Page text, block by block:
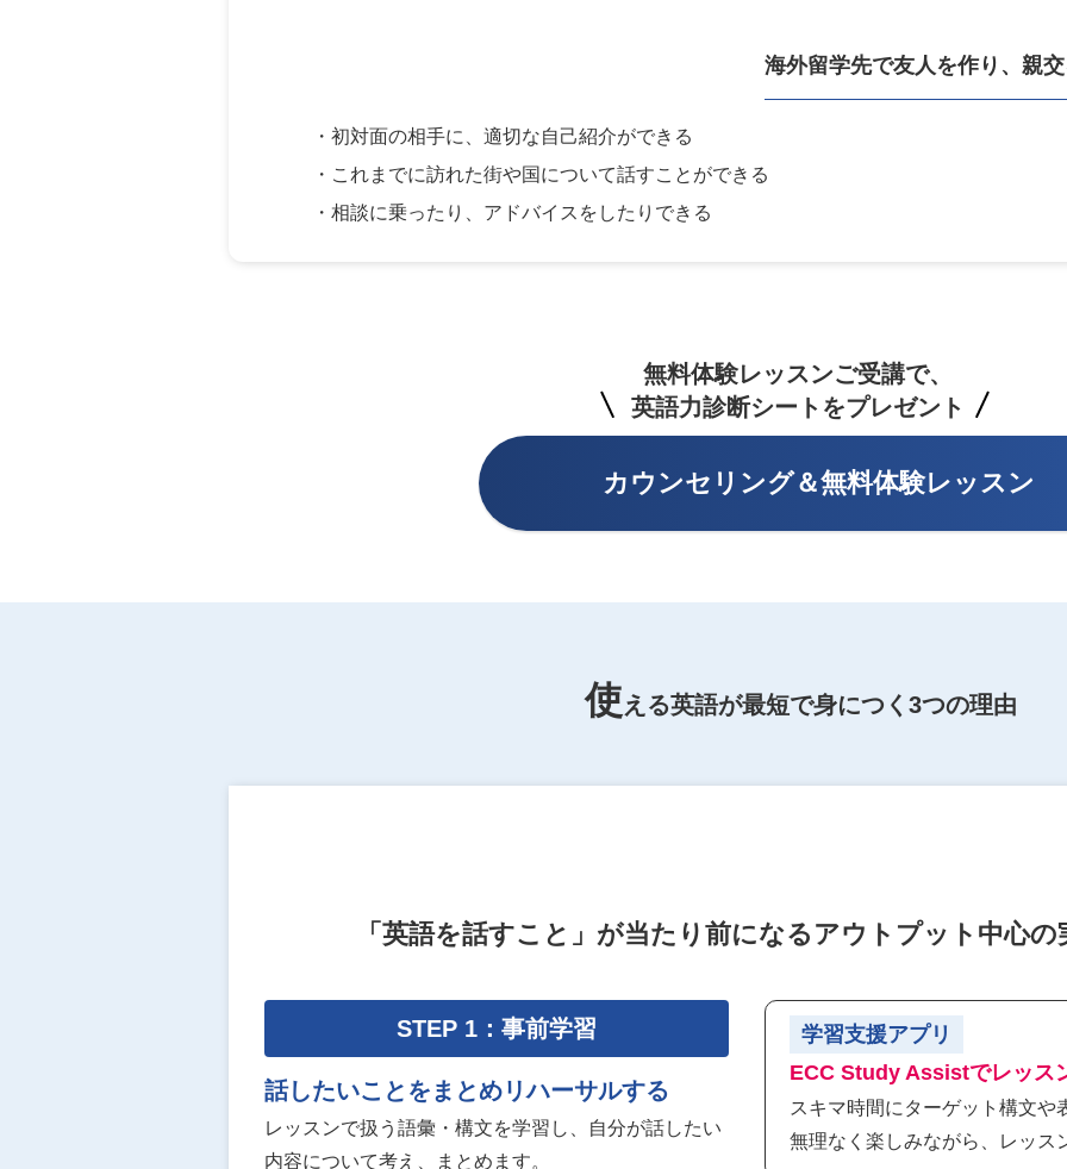
海外留学先で友人を作り、親
・初対面の相手に、適切な自己紹介ができる
・これまでに訪れた街や国について話すことができる
・相談に乗ったり、アドバイスをしたりできる
無料体験レッスンご受講で、
英語力診断シートをプレゼント
カウンセリング＆無料体験レッスン
使える英語が最短で身につく 3つの理由
「英語を話すこと」が当たり前になる アウトプット中心の
STEP 1：事前学習
話したいことをまとめリハーサルする
レッスンで扱う語彙・構文を学習し、自分が話したい
内容について考え、まとめます。
学習支援アプリ
ECC Study Assistでレッス
スキマ時間にターゲット構文や
無理なく楽しみながら、レッス